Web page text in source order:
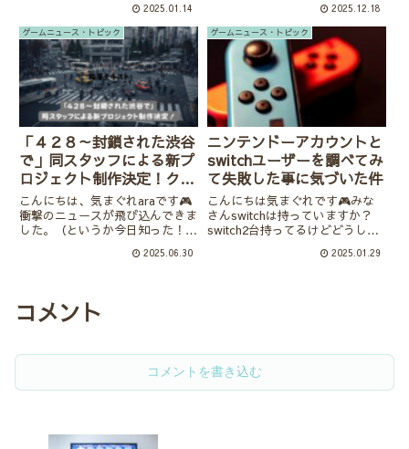
2025.01.14
せん。こんにちは気まぐれaraで
す🎮シングルプレイ好きの主婦
の私が紹介する最高のコラボで
す。FF９好きでアナデン...
2025.12.18
ゲームニュース・トピック
「４２８～封鎖された渋谷
で」同スタッフによる新プ
ロジェクト制作決定！クラ
ウドファンディング目標金
額６００％達成が期待値を
表している。
こんにちは、気まぐれaraです🎮
衝撃のニュースが飛び込んできま
した。（というか今日知った！）
『428 ～封鎖された渋谷で～』、
定したそうです！その名も『シ
ブ...
2025.06.30
ゲームニュース・トピック
ニンテンドーアカウントと
switchユーザーを調べてみ
て失敗した事に気づいた件
こんにちは気まぐれです🎮みな
さんswitchは持っていますか？
switch2台持ってるけどどうした
したけどアカウント情報にないな
2025.01.29
コメント
コメントを書き込む